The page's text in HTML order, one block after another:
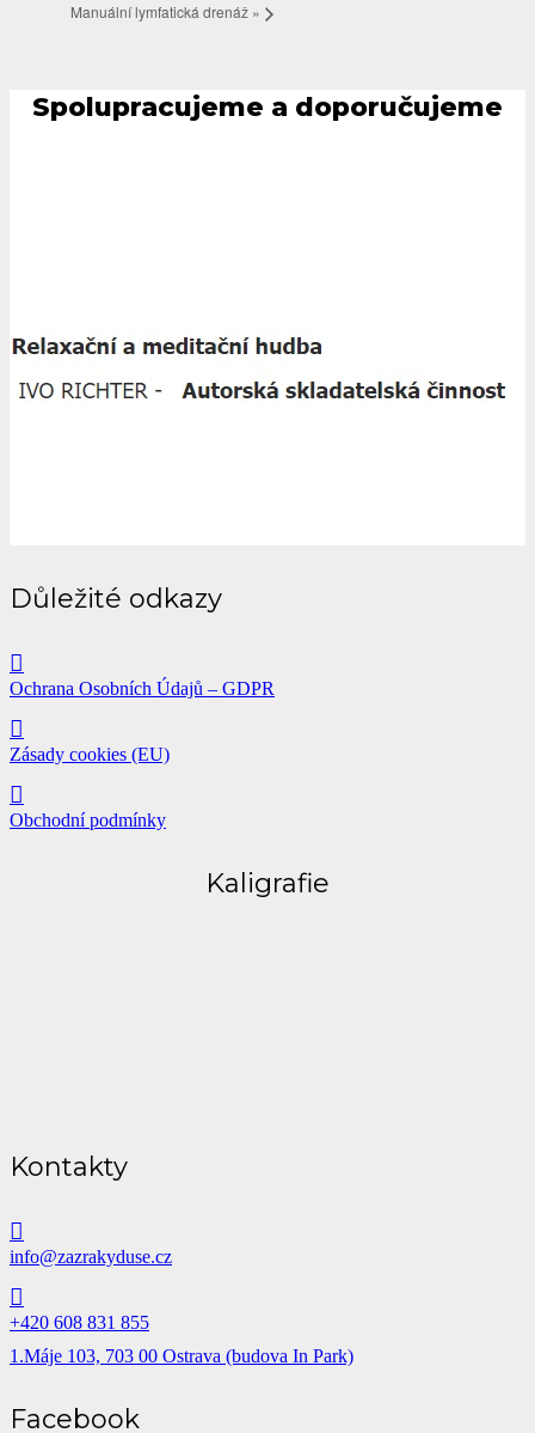
Manuální lymfatická drenáž »
Spolupracujeme a doporučujeme
Důležité odkazy
Ochrana Osobních Údajů – GDPR
Zásady cookies (EU)
Obchodní podmínky
Kaligrafie
Kontakty
info@zazrakyduse.cz
+420 608 831 855
1.Máje 103, 703 00 Ostrava (budova In Park)
Facebook